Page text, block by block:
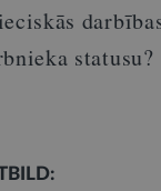
statusu?